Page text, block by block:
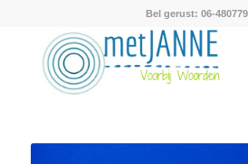
Bel gerust: 06-